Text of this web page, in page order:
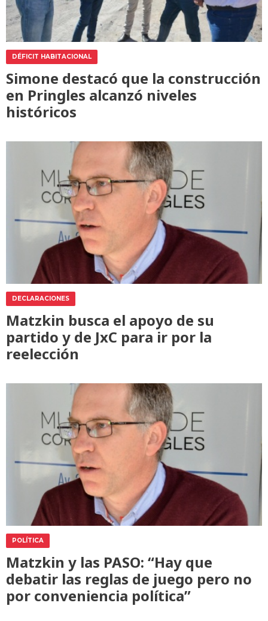
DÉFICIT HABITACIONAL
Simone destacó que la construcción
en Pringles alcanzó niveles
históricos
DECLARACIONES
Matzkin busca el apoyo de su
partido y de JxC para ir por la
reelección
POLÍTICA
Matzkin y las PASO: “Hay que
debatir las reglas de juego pero no
por conveniencia política”